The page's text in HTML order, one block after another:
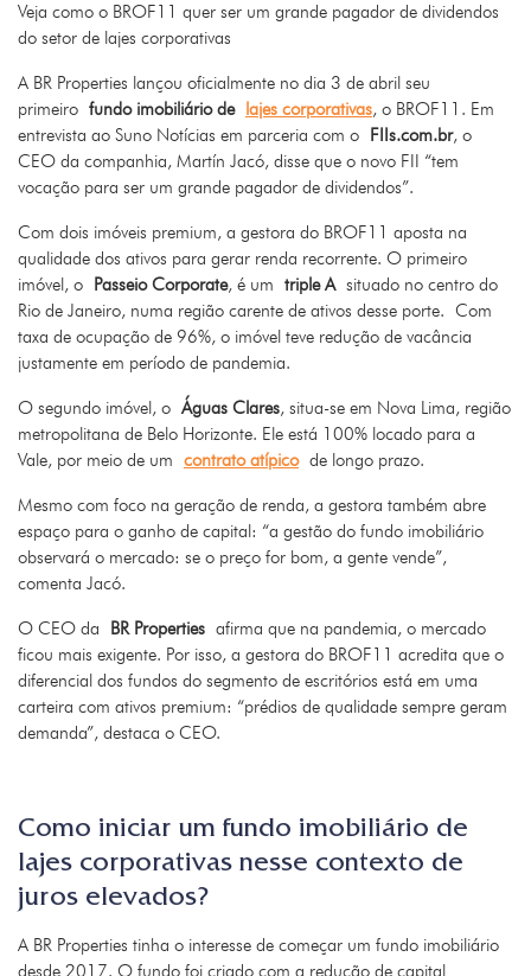
Veja como o BROF11 quer ser um grande pagador de dividendos
do setor de lajes corporativas
A BR Properties lançou oficialmente no dia 3 de abril seu
primeiro fundo imobiliário de lajes corporativas, o BROF11. Em
entrevista ao Suno Notícias em parceria com o FIIs.com.br, o
CEO da companhia, Martín Jacó, disse que o novo FII “tem
vocação para ser um grande pagador de dividendos”.
Com dois imóveis premium, a gestora do BROF11 aposta na
qualidade dos ativos para gerar renda recorrente. O primeiro
imóvel, o Passeio Corporate, é um triple Asituado no centro do
Rio de Janeiro, numa região carente de ativos desse porte. Com
taxa de ocupação de 96%, o imóvel teve redução de vacância
justamente em período de pandemia.
O segundo imóvel, o Águas Clares, situa-se em Nova Lima, região
metropolitana de Belo Horizonte. Ele está 100% locado para a
Vale, por meio de um contrato atípico de longo prazo.
Mesmo com foco na geração de renda, a gestora também abre
espaço para o ganho de capital: “a gestão do fundo imobiliário
observará o mercado: se o preço for bom, a gente vende”,
comenta Jacó.
O CEO da BR Properties afirma que na pandemia, o mercado
ficou mais exigente. Por isso, a gestora do BROF11 acredita que o
diferencial dos fundos do segmento de escritórios está em uma
carteira com ativos premium: “prédios de qualidade sempre geram
demanda”, destaca o CEO.
Como iniciar um fundo imobiliário de
lajes corporativas nesse contexto de
juros elevados?
A BR Properties tinha o interesse de começar um fundo imobiliário
desde 2017. O fundo foi criado com a redução de capital